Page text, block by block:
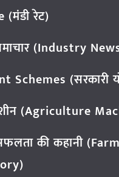
रेट)
(Industry
Schemes (सरकारी
(Agriculture
की कहानी